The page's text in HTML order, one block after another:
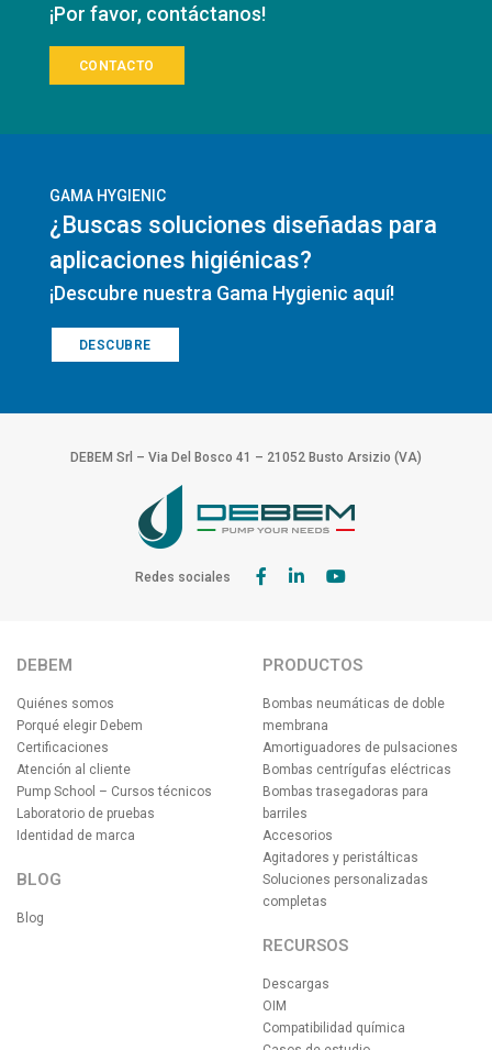
¡Por favor, contáctanos!
CONTACTO
GAMA HYGIENIC
¿Buscas soluciones diseñadas para
aplicaciones higiénicas?
¡Descubre nuestra Gama Hygienic aquí!
DESCUBRE
DEBEM Srl – Via Del Bosco 41 – 21052 Busto Arsizio (VA)
Redes sociales
DEBEM
Quiénes somos
Porqué elegir Debem
Certificaciones
Atención al cliente
Pump School – Cursos técnicos
Laboratorio de pruebas
Identidad de marca
BLOG
Blog
PRODUCTOS
Bombas neumáticas de doble
membrana
Amortiguadores de pulsaciones
Bombas centrígufas eléctricas
Bombas trasegadoras para
barriles
Accesorios
Agitadores y peristálticas
Soluciones personalizadas
completas
RECURSOS
Descargas
OIM
Compatibilidad química